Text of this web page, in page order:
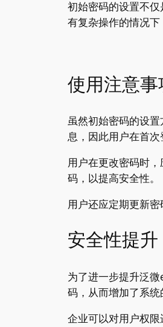
初始密码的设置不
有复杂操作的情况
使用注意事
虽然初始密码的设
息，因此用户在首次
用户在更改密码时
码，以提高安全性。
用户还应定期更新
安全性提升
为了进一步提升泛
码，从而增加了系统
企业可以对用户权